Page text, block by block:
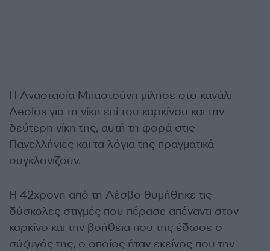
Η Αναστασία Μπαστούνη μίλησε στο κανάλι
Aeolos για τη νίκη επί του καρκίνου και την
δεύτερη νίκη της, αυτή τη φορά στις
Πανελλήνιες και τα λόγια της πραγματικά
συγκλονίζουν.
Η 42χρονη από τη Λέσβο θυμήθηκε τις
δύσκολες στιγμές που πέρασε απέναντι στον
καρκίνο και την βοήθεια που της έδωσε ο
σύζυγός της, ο οποίος ήταν εκείνος που την